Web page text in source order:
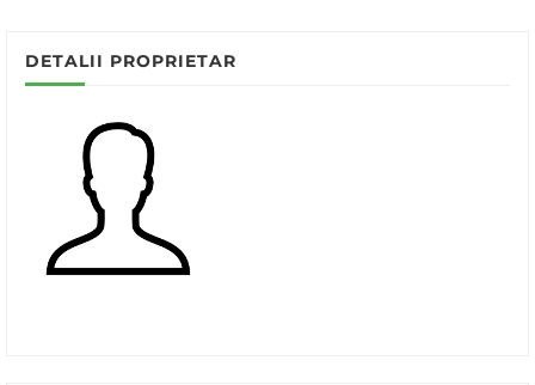
DETALII PROPRIETAR